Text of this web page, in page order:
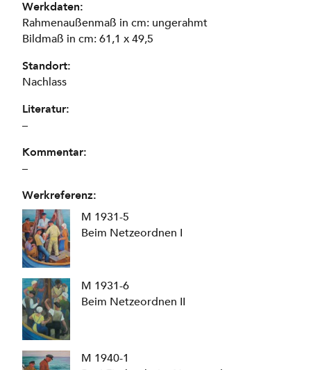
Werkdaten:
Rahmenaußenmaß in cm: ungerahmt
Bildmaß in cm: 61,1 x 49,5
Standort:
Nachlass
Literatur:
–
Kommentar:
–
Werkreferenz:
M 1931-5
Beim Netzeordnen I
M 1931-6
Beim Netzeordnen II
M 1940-1